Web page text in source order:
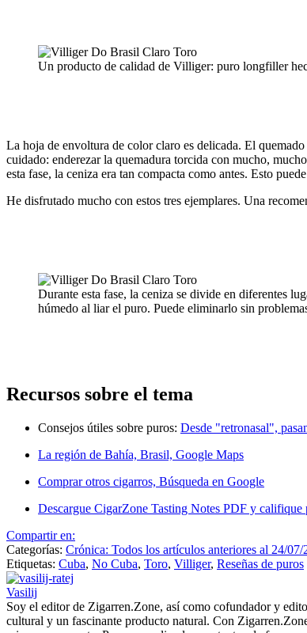
Un producto de calidad de Villiger: puro longfiller
La hoja de envoltura de color claro es delicada. El
cuidado: enderezar la quemadura torcida con mucho,
esta fase, la ceniza era tan compacta como antes. Esto
He disfrutado mucho con estos tres ejemplares. Una
Durante esta fase, la ceniza se divide en diferentes
húmedo al liar el puro. Puede eliminarlo sin
Recursos sobre el tema
Consejos útiles sobre puros: Desde "retronasal",
La región de Bahía, Brasil, Google Maps
Comprar otros cigarros, Búsqueda en Google
Descargue CigarZone Tasting Notes PDF y califique
Compartir en:
Categorías: Crónica: Todos los artículos anteriores al 24/07/
Etiquetas: Cuba, No Cuba, Toro, Villiger, Reseñas de puros
Vasilij
Soy el editor de Zigarren.Zone, así como cofundador y
cultural y un fascinante producto natural. Con